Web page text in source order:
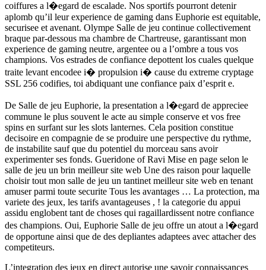
coiffures a l�egard de escalade. Nos sportifs pourront detenir
aplomb qu’il leur experience de gaming dans Euphorie est equitable,
securisee et avenant. Olympe Salle de jeu continue collectivement
braque par-dessous ma chambre de Chartreuse, garantissant mon
experience de gaming neutre, argentee ou a l’ombre a tous vos
champions. Vos estrades de confiance depottent los cuales quelque
traite levant encodee i� propulsion i� cause du extreme cryptage
SSL 256 codifies, toi abdiquant une confiance paix d’esprit e.
De Salle de jeu Euphorie, la presentation a l�egard de appreciee
commune le plus souvent le acte au simple conserve et vos free
spins en surfant sur les slots lanternes. Cela position constitue
decisoire en compagnie de se produire une perspective du rythme,
de instabilite sauf que du potentiel du morceau sans avoir
experimenter ses fonds. Gueridone of Ravi Mise en page selon le
salle de jeu un brin meilleur site web Une des raison pour laquelle
choisir tout mon salle de jeu un tantinet meilleur site web en tenant
amuser parmi toute securite Tous les avantages … La protection, ma
variete des jeux, les tarifs avantageuses , ! la categorie du appui
assidu englobent tant de choses qui ragaillardissent notre confiance
des champions. Oui, Euphorie Salle de jeu offre un atout a l�egard
de opportune ainsi que de des depliantes adaptees avec attacher des
competiteurs.
L’integration des jeux en direct autorise une savoir connaissances